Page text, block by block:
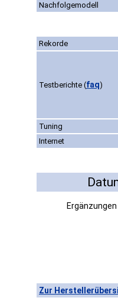
Nachfolgemodell
Rekorde
Testberichte (faq)
Tuning
Internet
Zur